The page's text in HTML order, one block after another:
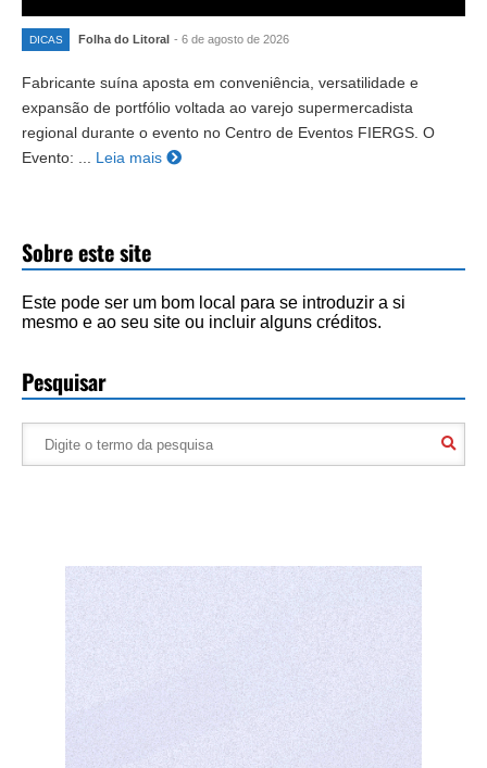
DICAS Folha do Litoral - 6 de agosto de 2026
Fabricante suína aposta em conveniência, versatilidade e
expansão de portfólio voltada ao varejo supermercadista
regional durante o evento no Centro de Eventos FIERGS. O
Evento: ... Leia mais
Sobre este site
Este pode ser um bom local para se introduzir a si
mesmo e ao seu site ou incluir alguns créditos.
Pesquisar